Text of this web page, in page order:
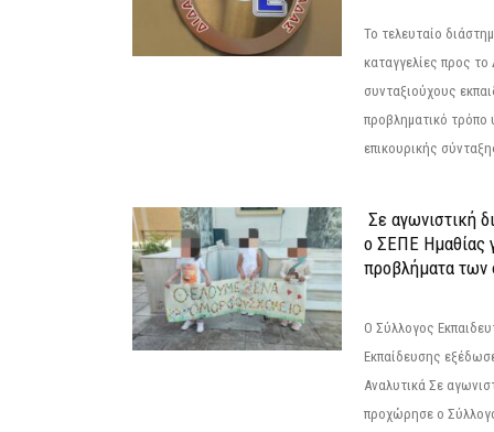
Το τελευταίο
καταγγελίες προς
συνταξιούχους
προβληματικό τρόπο
επικουρικής
Σε αγωνιστική
ο ΣΕΠΕ Ημαθίας
προβλήματα των
Ο Σύλλογος
Εκπαίδευσης
Αναλυτικά Σε
προχώρησε ο